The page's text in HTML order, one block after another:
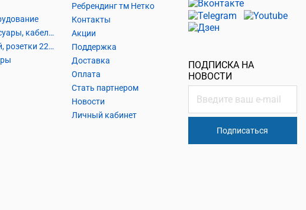
Шнуры и аксессуары, кабельные наконечники
Кабель силовой, розетки 220В, выключатели 220В, сетевые фильтры
Ребрендинг тм Нетко
Контакты
Акции
Поддержка
Доставка
Оплата
Стать партнером
Новости
Личный кабинет
ПОДПИСКА НА
НОВОСТИ
Подписаться